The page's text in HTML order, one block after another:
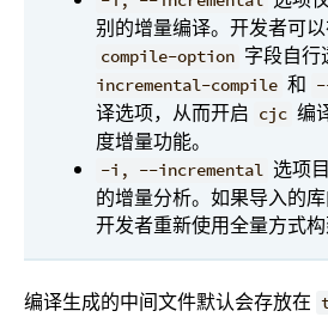
别的增量编译。开发者可
compile-option 字段自行
incremental-compile 和
译选项，从而开启 cjc 编
度增量功能。
-i, --incremental 选项
的增量分析。如果导入的
开发者重新使用全量方式构
编译生成的中间文件默认会存放在